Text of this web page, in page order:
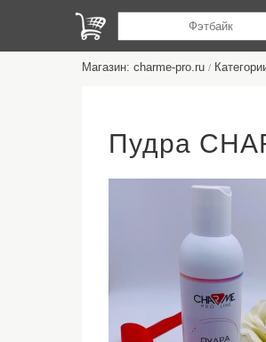
Магазин: charme-pro.ru /
Пудра